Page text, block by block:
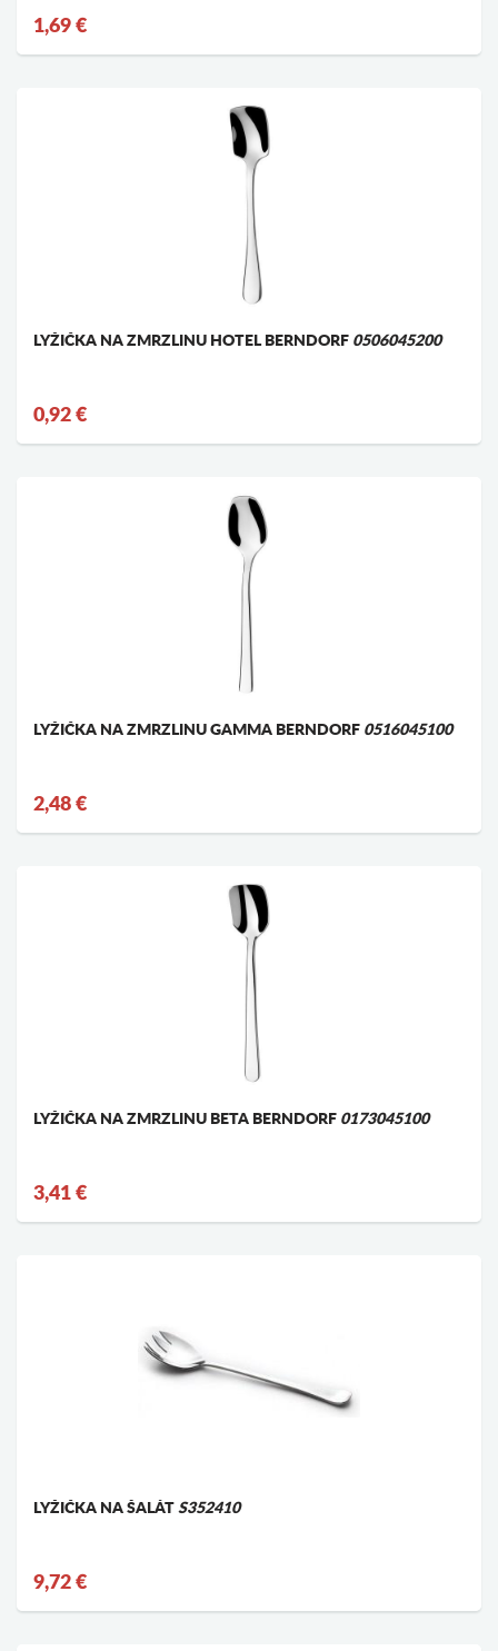
1,69 €
LYŽIČKA NA ZMRZLINU HOTEL BERNDORF 0506045200
0,92 €
LYŽIČKA NA ZMRZLINU GAMMA BERNDORF 0516045100
2,48 €
LYŽIČKA NA ZMRZLINU BETA BERNDORF 0173045100
3,41 €
LYŽIČKA NA ŠALÁT S352410
9,72 €